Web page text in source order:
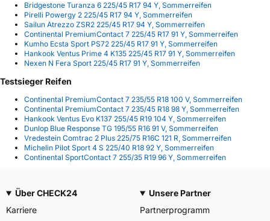
Bridgestone Turanza 6 225/45 R17 94 Y, Sommerreifen
Pirelli Powergy 2 225/45 R17 94 Y, Sommerreifen
Sailun Atrezzo ZSR2 225/45 R17 94 Y, Sommerreifen
Continental PremiumContact 7 225/45 R17 91 Y, Sommerreifen
Kumho Ecsta Sport PS72 225/45 R17 91 Y, Sommerreifen
Hankook Ventus Prime 4 K135 225/45 R17 91 Y, Sommerreifen
Nexen N Fera Sport 225/45 R17 91 Y, Sommerreifen
Testsieger Reifen
Continental PremiumContact 7 235/55 R18 100 V, Sommerreifen
Continental PremiumContact 7 235/45 R18 98 Y, Sommerreifen
Hankook Ventus Evo K137 255/45 R19 104 Y, Sommerreifen
Dunlop Blue Response TG 195/55 R16 91 V, Sommerreifen
Vredestein Comtrac 2 Plus 225/75 R16C 121 R, Sommerreifen
Michelin Pilot Sport 4 S 225/40 R18 92 Y, Sommerreifen
Continental SportContact 7 255/35 R19 96 Y, Sommerreifen
Über CHECK24
Karriere
Unsere Partner
Partnerprogramm